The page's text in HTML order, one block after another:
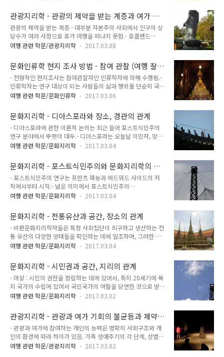
환경을 선호. 이들은 소수이기 때문에 관광지에 매우 적은 영향
을 미침.개별관광객 -..
교육을 할 수 있는 사회 교육의 장소로 박물관을 들게 됨. 박물관
을 통한 교육은 볼 수 있고 느낄 수 있으면 무언가 얻을 수 있기
때문.- 박물관을 구성하는 요소로써 물건과 사람, 장소가 절대 불
가결의 것이기는 하나, 그것이 다만 물건이고 사람이며 장소에만
그쳐서는 안 됨.- 조사, 연구하고 전시라는 수단을 통해 교육 보
인간 - 즉 사회의 조화가 역설됨.- 장소 또한 단순한 공간이 ..
관광지리학 - 관광의 제약을 받는 계층과 여가 및
관광에 대한 국가의 역할
관광의 제약을 받는 계층 - 대부분 자본주의 사회에서 인구의 상
당수가 여러 사정으로 휴가 여행을 떠나지 못함.- 호클랜드
Haukeland 는 휴가 여행을 떠나지 못한 집단을 제약적, 비제약
가진 관광객으로 규정 가능. 이 제약적 집단에는 대부분 경제적
문제로 제약을 받거나 신체장애로 제약을 받음. - 스미스와 휴스
는 휴가가 사회경제적으로 소외된 계층에게 영향을 준다고 주장.
이들은 불리한 입장에 있는 가족을 표본으로 한 조사에서 휴가는
일이 없는 사람에게도 의미가 있다는 점을 밝힘.- 이들의 주장에
은 일상 환경을 평범하게 생각하는 이들에게 맞지 않음. 그리고
휴가의 의미는 일상에서..
여행 관련 학문/관광지리학 2017.03.08
문화인류학 현지 조사 방법 - 참여 관찰 (여행 잘
하는 법)
- 전형적인 현지조사는 참여관찰자인 인류학자에 의해 수행됨.-
인류학자는 연구 대상이 되는 사람들의 삶과 행위를 단순히 국외
자로써 관찰할 뿐만 아니라 그러한 행위에 참여.- 인류학자는 조
다소 경외감을 불러일으키는 '과학자'라는 이방인 노릇을 할 필
요가 없으며, 오히려 신뢰받는 친구가 될 수 있음.- 연구 대상자
들이 하고 있는 행위가 무엇이든 이에 가능한 한 참여함으로써
현지조사자는 이러한 행위가 그 사람들에게 무엇을 의미하는가
를 직접 체험할 수 있음.- 현지조사자는 그가 연구하고 있는 사람
자문화 중심주의적 편견을 서서히 없애게 됨. - 이상적인 인류학
적 현지조사는 장기간에 걸친 현..
여행 관련 학문/문화인류학 2017.03.06
문화지리학 - 디아스포라와 장소, 경관의 관계
- 디아스포라에 관한 이론적 논의는 최근 들어 포스트식민주의
연구 분야에서 뚜렷이 대두.- 디아스포라는 오늘날 이민자, 망명
자, 외래 노동자 등 초국적 네트워크를 기술하는 데 널리 사용.-
로 초국가적, 간문화적 intercultural 관점에 기반하고 있으며,
경계, 문화횡단 transculturation, 크리올화 creolisation, 혼혈
화 mestizaje, 혼성성 등의 개념들과 상호 소통중.- 디아스포라
에 관한 현행의 이론적 논의는 관계의 치환 displacement 및 초
국적 네트워크에 초점을 두는데, 이는 유럽과 북미의 사회과학에
도하는 과정과 관련 있음. - 포스트식민주의..
여행 관련 학문/문화지리학 2017.03.04
문화지리학 - 포스트식민주의와 문화지리학의 관
계
- 포스트식민주의 연구는 프란츠 파농과 에드워드 사이드의 저
작에서부터 시작.- 넓은 의미에서 포스트식민주의
Postcolonialism 는 '식민주의가 문화와 사회에 미치는 영향을
에서, 식민지배자와 식민지인 모두에게서 어떻게 나타나는가를
추적.- 포스트식민주의 연구는 과거와 현재, 식민지 본국과 식민
지, 식민지배자와 식민지인 '사이의' between 주요 관계를 분석
함으로써 식민 지배의 분열, 불안정성, 모순을 드러내려 함.- 포
스트식민주의는 식민주의 및 신식민주의 권력의 작동을 설명하
착취에 저항하는 해방운동과 기타 반식민주의 투쟁 속에서 성장.
- 포스트식민주의 연구는 오늘날 식민..
여행 관련 학문/문화지리학 2017.03.04
문화지리학 - 전통유산과 공간, 장소의 관계
- 비판문화지리학자들은 특정 사회집단이 희구하고 생산하는 전
통 유산의 다양한 양태들을 확인하는 데에 일조하며, 그러한 전
통유산이 어떻게 공간과 장소 상에서 물질적으로 구현되는지 탐
대 세계에서 중요한 문화적, 정치적, 경제적 자원들로 어떻게 활
용되는지 밝힘. 때로는 그 과정이 연속적으로 진행되어 혼란스럽
게 섞인 로컬리티 locality 라는 결과물들을 만들어내고, 이것이
일종의 지구적 관광 무역을 창출하는 독특한 정체성을 자아내기
도 함.- 많은 경우, '전통유산'은 경제적 거래의 일부가 되어 어떤
업' heritage industry 라고 불리는 것은 흔히 '역사적' 장소의
소비에..
여행 관련 학문/문화지리학 2017.03.04
문화지리학 - 시민권과 공간, 지리의 관계
- 마샬 : 시민의 권한을 정립하는 데에 있어서, 특히 20세기에 복
지 국가의 수립에 있어서 국민국가의 역할을 당연한 것으로 받아
들임. 자본주의적 민주주의에서 시민권이 발전하는 과정은 3단
리, 사회적 권리라는 3가지 상이한 유형의 시민이 지니는 권한이
나타남.1. 시민의 권리 : 근대적 법률 체계에 의해 제공된느 개인
적 자유 - 즉 자신의 생각을 말하고, 견해와 믿음을 형성하고, 자
산을 소유하는 것과 같은 자유를 포괄하는 것2. 정치적 권리 : 국
가에 의한 통치의 과정에 참여할 수 있는 자유를 둘러싸고 형
여행 관련 학문/문화지리학 2017.03.02
관광지리학 - 관광과 여가 기회의 불균등과 제약
요인
- 관광과 여가에 참여하는 개인의 능력은 명확히 사회구조와 개
인의 환경에 따라 차이가 있음. 가족 생애주기의 각 단계, 성별,
문화적 조건, 여가 시간, 능력, 관광지로의 접근성, 여유자금 등
여행 관련 학문/관광지리학 2017.03.02